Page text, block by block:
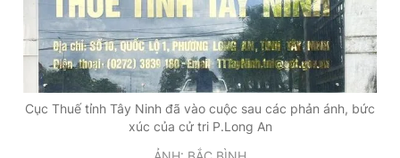
Cục Thuế tỉnh Tây Ninh đã vào cuộc sau các phản ánh, bức
xúc của cử tri P.Long An